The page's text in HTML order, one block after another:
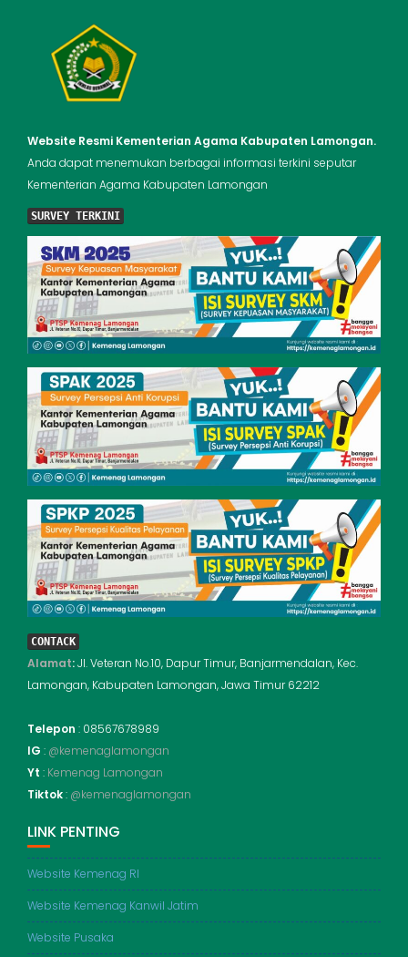
Website Resmi Kementerian Agama Kabupaten Lamongan.
Anda dapat menemukan berbagai informasi terkini seputar
Kementerian Agama Kabupaten Lamongan
SURVEY TERKINI
CONTACK
Alamat:Jl. Veteran No.10, Dapur Timur, Banjarmendalan, Kec.
Lamongan, Kabupaten Lamongan, Jawa Timur 62212
Telepon : 08567678989
IG : @kemenaglamongan
Yt : Kemenag Lamongan
Tiktok: @kemenaglamongan
LINK PENTING
Website Kemenag RI
Website Kemenag Kanwil Jatim
Website Pusaka